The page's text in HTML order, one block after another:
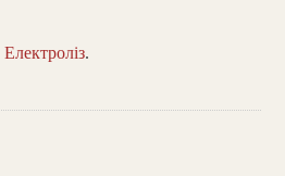
Електроліз.